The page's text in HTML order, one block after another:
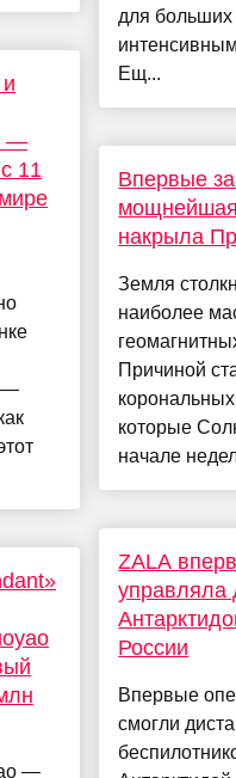
—
11
—
—
для больших
Ещ...
Впервые
мощнейшая
накрыла
Земля
наиболее
Причиной
которые
начале
ZALA
управляла
России
Впервые
смогли